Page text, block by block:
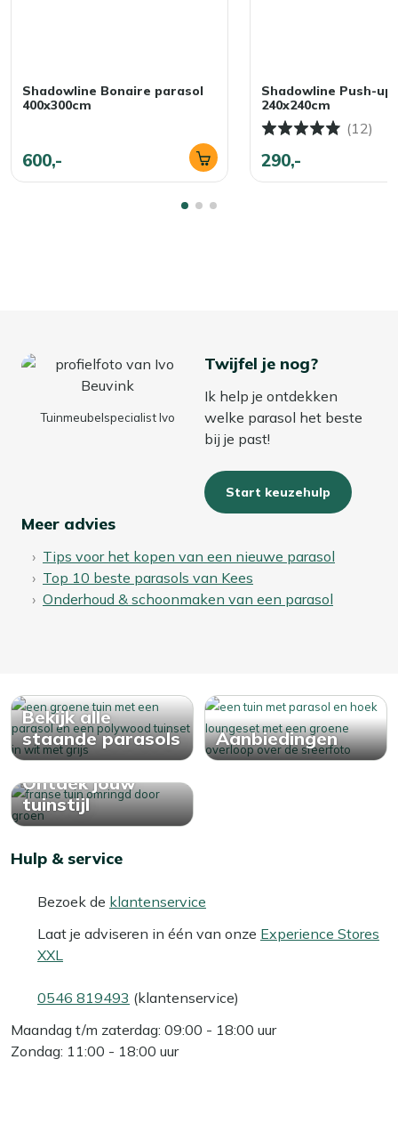
Shadowline Bonaire parasol
400x300cm
600,-
Shadowline Push-up
240x240cm
(12)
290,-
Tuinmeubelspecialist Ivo
Twijfel je nog?
Ik help je ontdekken
welke parasol het beste
bij je past!
Start keuzehulp
Meer advies
Tips voor het kopen van een nieuwe parasol
Top 10 beste parasols van Kees
Onderhoud & schoonmaken van een parasol
Bekijk alle
staande parasols
Aanbiedingen
Ontdek jouw
tuinstijl
Hulp & service
Bezoek de klantenservice
Laat je adviseren in één van onze Experience Stores
XXL
0546 819493 (klantenservice)
Maandag t/m zaterdag: 09:00 - 18:00 uur
Zondag: 11:00 - 18:00 uur